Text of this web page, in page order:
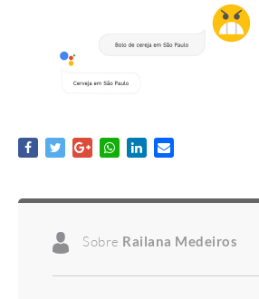
Sobre Railana Medeiros